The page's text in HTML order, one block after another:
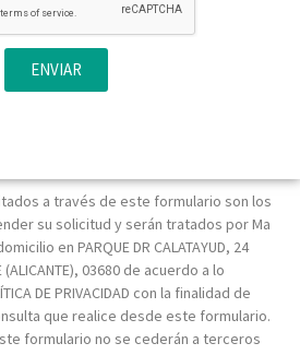
ENVIAR
a través de este formulario son los
su solicitud y serán tratados por Ma
en PARQUE DR CALATAYUD, 24
(ALICANTE), 03680 de acuerdo a lo
DE PRIVACIDAD con la finalidad de
que realice desde este formulario.
formulario no se cederán a terceros